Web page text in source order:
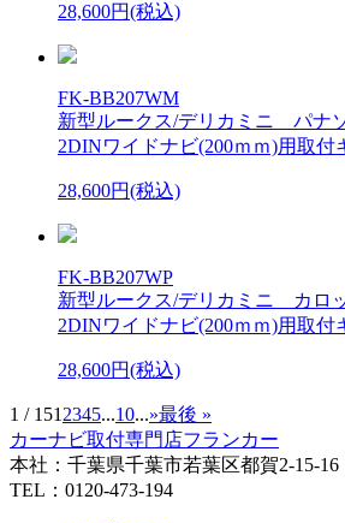
28,600円(税込)
FK-BB207WM
新型ルークス/デリカミニ パナ
2DINワイドナビ(200ｍｍ)用取付
28,600円(税込)
FK-BB207WP
新型ルークス/デリカミニ カロ
2DINワイドナビ(200ｍｍ)用取付
28,600円(税込)
1 / 151 2345...10...»最後 »
カーナビ取付専⾨店フランカー
本社：千葉県千葉市若葉区都賀2-15-16
TEL：0120-473-194